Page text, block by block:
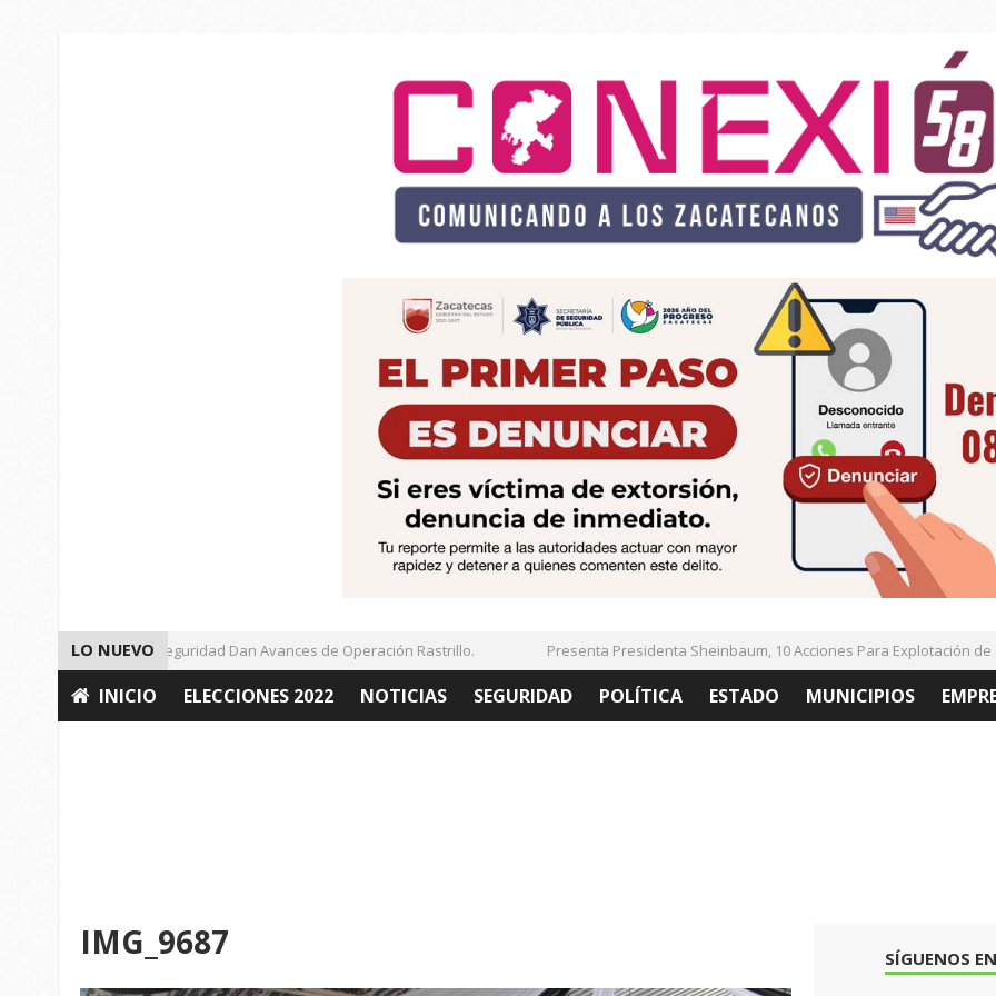
LO NUEVO
Autoridades de Seguridad Dan Avances de Operación Rastrillo. Presenta Presidenta Sheinbaum, 10 Acciones Para Explotación de
INICIO ELECCIONES 2022 NOTICIAS SEGURIDAD POLÍTICA ESTADO MUNICIPIOS
IMG_9687 SÍGUENOS